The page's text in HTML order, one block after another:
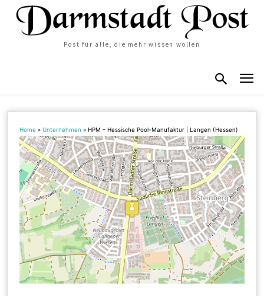
Post für alle, die mehr wissen wollen
Home »Unternehmen »HPM – Hessische Pool-Manufaktur | Langen (Hessen)